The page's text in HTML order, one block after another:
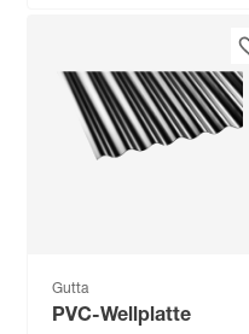
Gutta
PVC-Wellplatte